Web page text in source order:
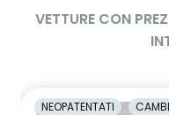
VETTURE CON
NEOPATENTATI